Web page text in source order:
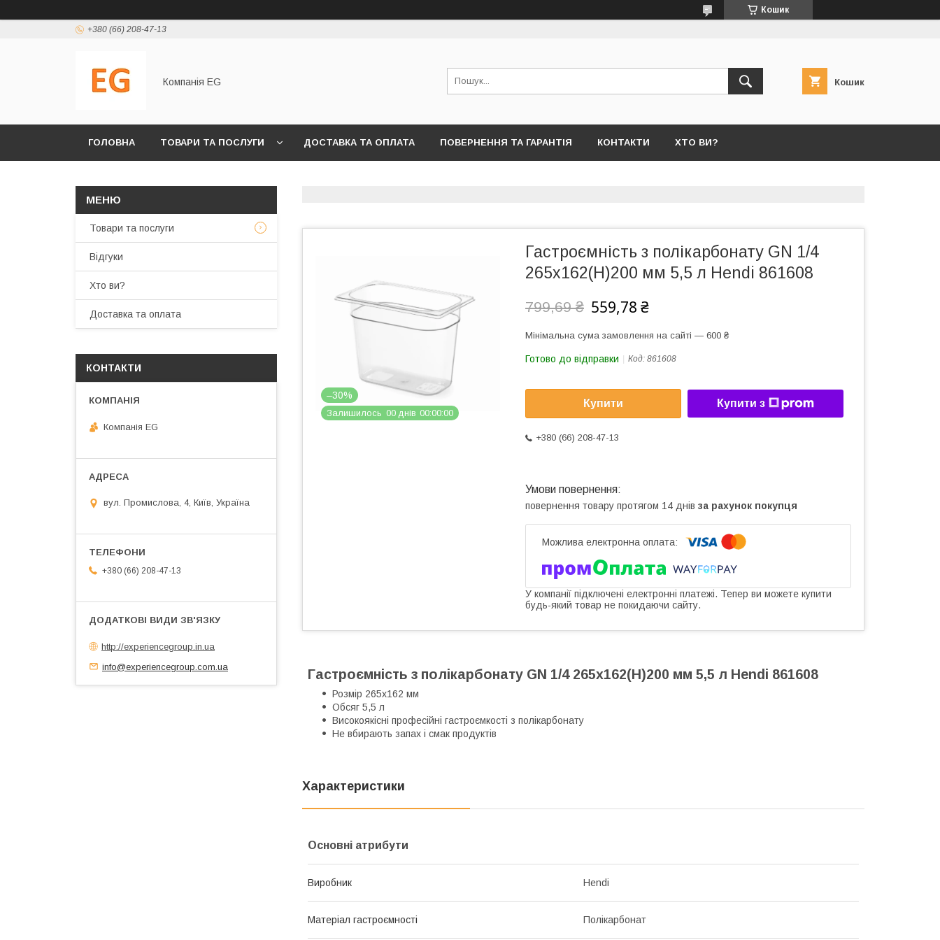
Кошик
+380 (66) 208-47-13
Компанія EG Кошик
ГОЛОВНА ТОВАРИ ТА ПОСЛУГИ ДОСТАВКА ТА ОПЛАТА ПОВЕРНЕННЯ ТА ГАРАНТІЯ КОНТАКТИ ХТО ВИ?
–30%
Залишилось 00 днів 00 00 00
Гастроємність з полікарбонату GN 1/4
265x162(Н)200 мм 5,5 л Hendi 861608
799,69 ₴ 559,78 ₴
Мінімальна сума замовлення на сайті — 600 ₴
Готово до відправки Код: 861608
Купити Купити з
+380 (66) 208-47-13
повернення товару протягом 14 днів за рахунок покупця
У компанії підключені електронні платежі. Тепер ви можете купити
будь-який товар не покидаючи сайту.
Гастроємність з полікарбонату GN 1/4 265x162(Н)200 мм 5,5 л Hendi 861608
Розмір 265x162 мм
Обсяг 5,5 л
Високоякісні професійні гастроємкості з полікарбонату
Не вбирають запах і смак продуктів
Характеристики
Основні атрибути
Виробник Hendi
Матеріал гастроємності Полікарбонат
Товари та послуги
Відгуки
Хто ви?
Доставка та оплата
КОНТАКТИ
Компанія EG
вул. Промислова, 4, Київ, Україна
+380 (66) 208-47-13
http://experiencegroup.in.ua
info@experiencegroup.com.ua